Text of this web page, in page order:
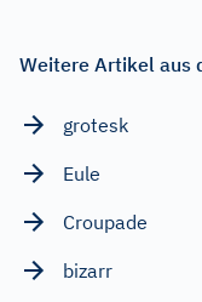
Weitere Artikel aus
grotesk
Eule
Croupade
bizarr